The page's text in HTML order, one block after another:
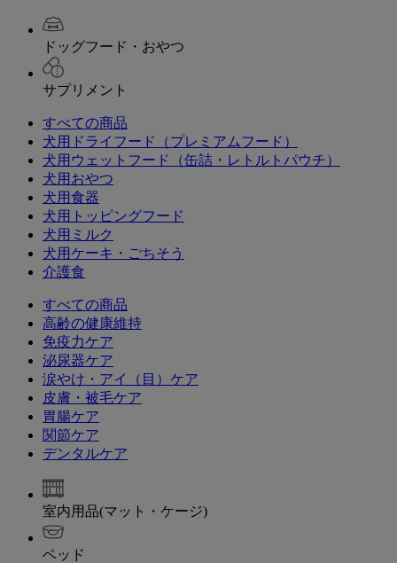
ドッグフード・おやつ
サプリメント
すべての商品
犬用ドライフード（プレミアムフード）
犬用ウェットフード（缶詰・レトルトパウチ）
犬用おやつ
犬用食器
犬用トッピングフード
犬用ミルク
犬用ケーキ・ごちそう
介護食
すべての商品
高齢の健康維持
免疫力ケア
泌尿器ケア
涙やけ・アイ（目）ケア
皮膚・被毛ケア
胃腸ケア
関節ケア
デンタルケア
室内用品(マット・ケージ)
ベッド